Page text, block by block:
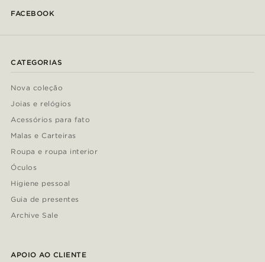
FACEBOOK
CATEGORIAS
Nova coleção
Joias e relógios
Acessórios para fato
Malas e Carteiras
Roupa e roupa interior
Óculos
Higiene pessoal
Guia de presentes
Archive Sale
APOIO AO CLIENTE